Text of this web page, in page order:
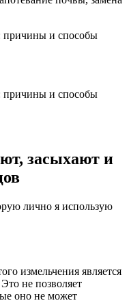
засыхают и
лично я использую
измельчения является
не позволяет
оно не может